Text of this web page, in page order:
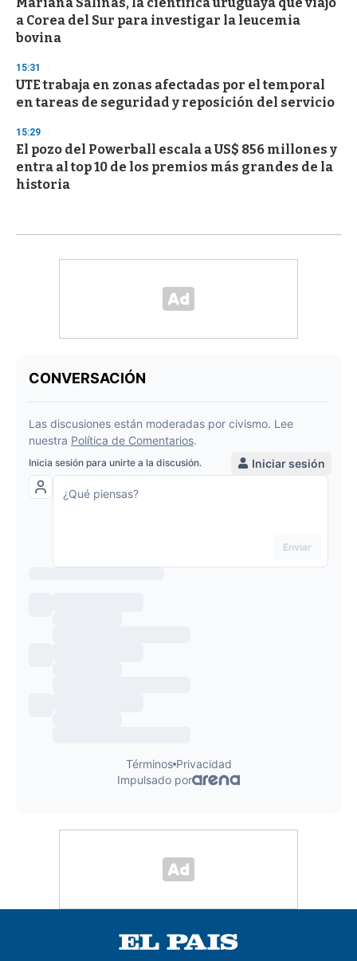
Mariana Salinas, la científica uruguaya que viajó
a Corea del Sur para investigar la leucemia
bovina
15:31
UTE trabaja en zonas afectadas por el temporal
en tareas de seguridad y reposición del servicio
15:29
El pozo del Powerball escala a US$ 856 millones y
entra al top 10 de los premios más grandes de la
historia